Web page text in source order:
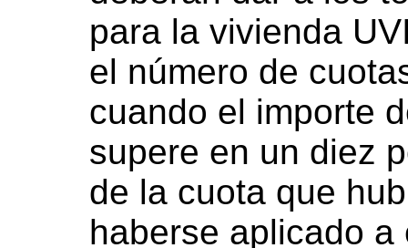
para la vivienda
el número de
cuando el importe
supere en un diez
de la cuota que
haberse aplicado